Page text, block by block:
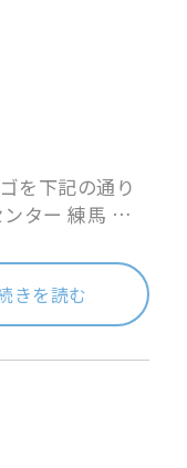
を下記の通り
ター 練馬 ・
きを読む